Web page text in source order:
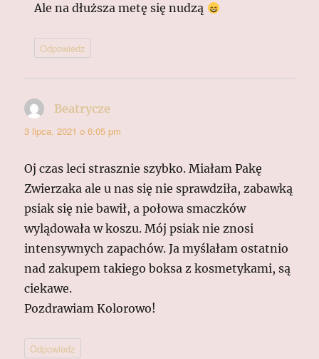
Ale na dłuższa metę się nudzą
Odpowiedz
Beatrycze
3 lipca, 2021 o 6:05 pm
Oj czas leci strasznie szybko. Miałam Pakę
Zwierzaka ale u nas się nie sprawdziła, zabawką
psiak się nie bawił, a połowa smaczków
wylądowała w koszu. Mój psiak nie znosi
intensywnych zapachów. Ja myślałam ostatnio
nad zakupem takiego boksa z kosmetykami, są
ciekawe.
Pozdrawiam Kolorowo!
Odpowiedz